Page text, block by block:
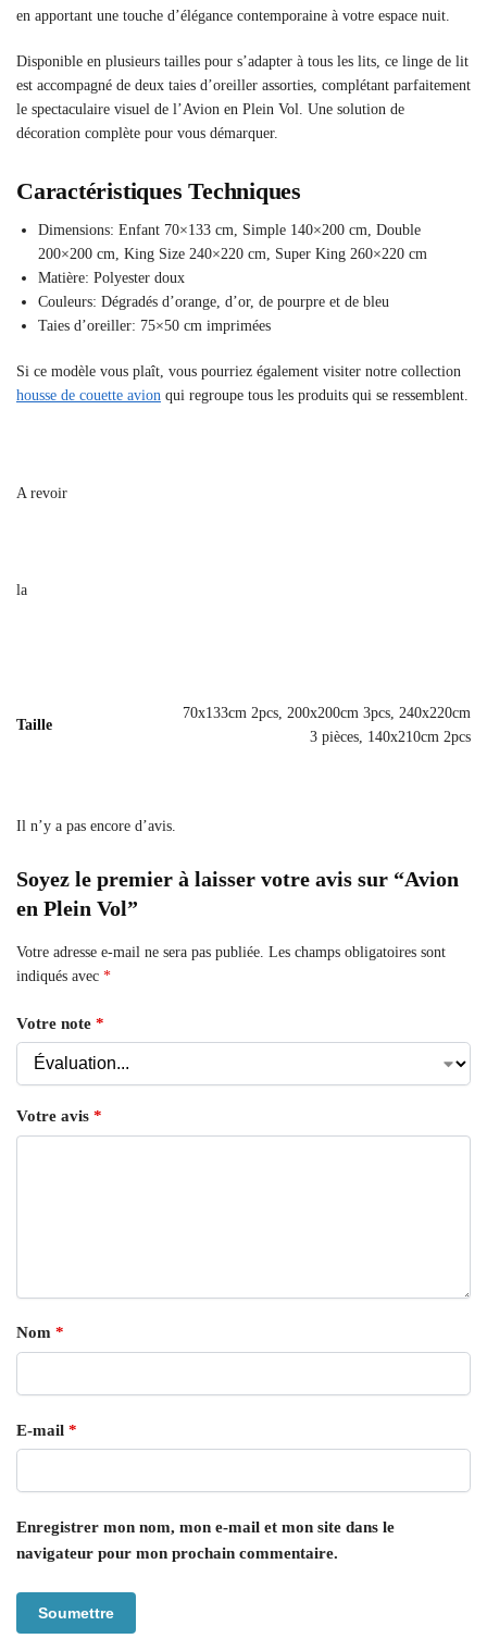
en apportant une touche d’élégance contemporaine à votre espace nuit.
Disponible en plusieurs tailles pour s’adapter à tous les lits, ce linge de lit
est accompagné de deux taies d’oreiller assorties, complétant parfaitement
le spectaculaire visuel de l’Avion en Plein Vol. Une solution de
décoration complète pour vous démarquer.
Caractéristiques Techniques
Dimensions: Enfant 70×133 cm, Simple 140×200 cm, Double
200×200 cm, King Size 240×220 cm, Super King 260×220 cm
Matière: Polyester doux
Couleurs: Dégradés d’orange, d’or, de pourpre et de bleu
Taies d’oreiller: 75×50 cm imprimées
Si ce modèle vous plaît, vous pourriez également visiter notre collection
housse de couette avion qui regroupe tous les produits qui se ressemblent.
A revoir
la
Taille
70x133cm 2pcs, 200x200cm 3pcs, 240x220cm
3 pièces, 140x210cm 2pcs
Il n’y a pas encore d’avis.
Soyez le premier à laisser votre avis sur “Avion
en Plein Vol”
Votre adresse e-mail ne sera pas publiée. Les champs obligatoires sont
indiqués avec *
Votre note *
Votre avis *
Nom *
E-mail *
Enregistrer mon nom, mon e-mail et mon site dans le
navigateur pour mon prochain commentaire.